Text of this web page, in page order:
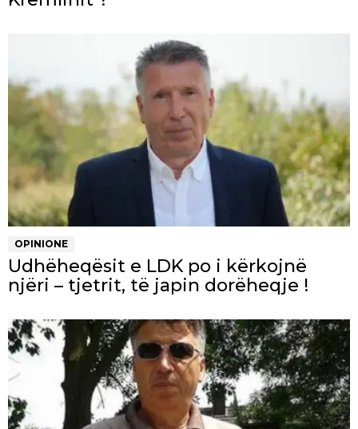
OPINIONE
Udhëheqësit e LDK po i kërkojnë
njëri – tjetrit, të japin dorëheqje !